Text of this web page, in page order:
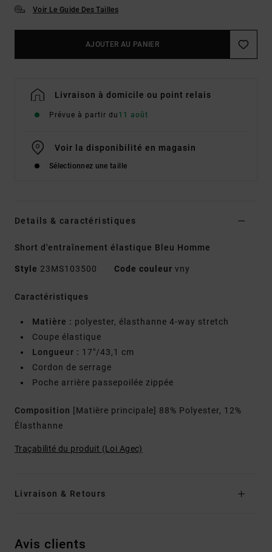
Voir Le Guide Des Tailles
AJOUTER AU PANIER
Livraison à domicile ou point relais
Prévue à partir du 11 août
Voir la disponibilité en magasin
Sélectionnez une taille
Details & caractéristiques
Short d'entraînement élastique Bleu Homme
Style 23MS103500 Code couleur vny
Caractéristiques
Matière : polyester, élasthanne 4-way stretch
Coupe élastique
Longueur : 17"/43,1 cm
Cordon de serrage
Poche arrière passepoilée zippée
Composition [Matière principale] 88% Polyester, 12%
Élasthanne
Traçabilité du produit (Loi Agec)
Livraison & Retours
Avis clients